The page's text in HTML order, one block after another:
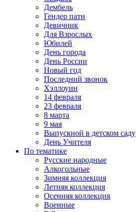
Дембель
Гендер пати
Девичник
Для Взрослых
Юбилей
День города
День России
Новый год
Последний звонок
Хэллоуин
14 февраля
23 февраля
8 марта
9 мая
Выпускной в детском саду
День Учителя
По тематике
Русские народные
Алкогольные
Зимняя коллекция
Летняя коллекция
Осенняя коллекция
Военные